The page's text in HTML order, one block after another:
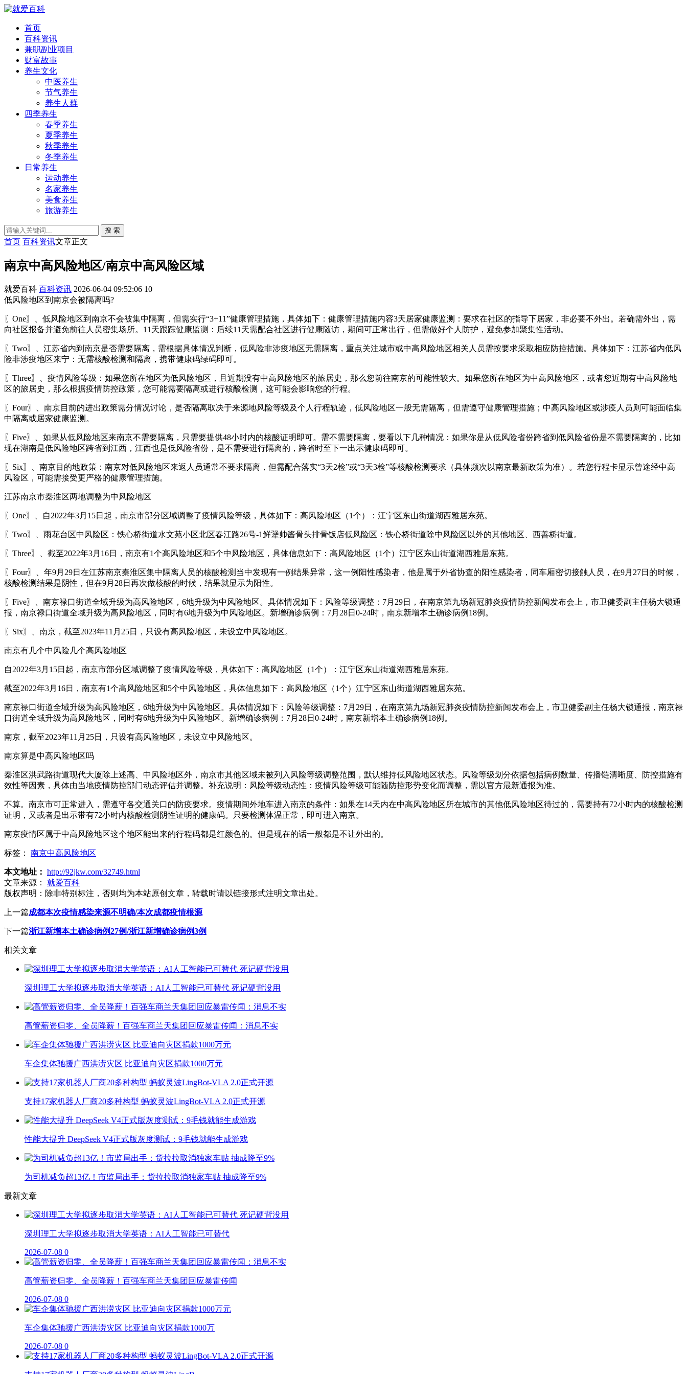
首页
百科资讯
兼职副业项目
财富故事
养生文化
中医养生
节气养生
养生人群
四季养生
春季养生
夏季养生
秋季养生
冬季养生
日常养生
运动养生
名家养生
美食养生
旅游养生
搜 索
首页 百科资讯文章正文
南京中高风险地区/南京中高风险区域
就爱百科 百科资讯 2026-06-04 09:52:06 10
低风险地区到南京会被隔离吗?
〖One〗、低风险地区到南京不会被集中隔离，但需实行“3+11”健康管理措施，具体如下：健康管理措施内容3天居家健康监测：要求在社区的指导下居家，非必要不外出。若确需外出，需
向社区报备并避免前往人员密集场所。11天跟踪健康监测：后续11天需配合社区进行健康随访，期间可正常出行，但需做好个人防护，避免参加聚集性活动。
〖Two〗、江苏省内到南京是否需要隔离，需根据具体情况判断，低风险非涉疫地区无需隔离，重点关注城市或中高风险地区相关人员需按要求采取相应防控措施。具体如下：江苏省内低风
险非涉疫地区来宁：无需核酸检测和隔离，携带健康码绿码即可。
〖Three〗、疫情风险等级：如果您所在地区为低风险地区，且近期没有中高风险地区的旅居史，那么您前往南京的可能性较大。如果您所在地区为中高风险地区，或者您近期有中高风险地
区的旅居史，那么根据疫情防控政策，您可能需要隔离或进行核酸检测，这可能会影响您的行程。
〖Four〗、南京目前的进出政策需分情况讨论，是否隔离取决于来源地风险等级及个人行程轨迹，低风险地区一般无需隔离，但需遵守健康管理措施；中高风险地区或涉疫人员则可能面临集
中隔离或居家健康监测。
〖Five〗、如果从低风险地区来南京不需要隔离，只需要提供48小时内的核酸证明即可。需不需要隔离，要看以下几种情况：如果你是从低风险省份跨省到低风险省份是不需要隔离的，比如
现在湖南是低风险地区跨省到江西，江西也是低风险省份，是不需要进行隔离的，跨省时至下一出示健康码即可。
〖Six〗、南京目的地政策：南京对低风险地区来返人员通常不要求隔离，但需配合落实“3天2检”或“3天3检”等核酸检测要求（具体频次以南京最新政策为准）。若您行程卡显示曾途经中高
风险区，可能需接受更严格的健康管理措施。
江苏南京市秦淮区两地调整为中风险地区
〖One〗、自2022年3月15日起，南京市部分区域调整了疫情风险等级，具体如下：高风险地区（1个）：江宁区东山街道湖西雅居东苑。
〖Two〗、雨花台区中风险区：铁心桥街道水文苑小区北区春江路26号-1鲜犟帅酱骨头排骨饭店低风险区：铁心桥街道除中风险区以外的其他地区、西善桥街道。
〖Three〗、截至2022年3月16日，南京有1个高风险地区和5个中风险地区，具体信息如下：高风险地区（1个）江宁区东山街道湖西雅居东苑。
〖Four〗、年9月29日在江苏南京秦淮区集中隔离人员的核酸检测当中发现有一例结果异常，这一例阳性感染者，他是属于外省协查的阳性感染者，同车厢密切接触人员，在9月27日的时候，
核酸检测结果是阴性，但在9月28日再次做核酸的时候，结果就显示为阳性。
〖Five〗、南京禄口街道全域升级为高风险地区，6地升级为中风险地区。具体情况如下：风险等级调整：7月29日，在南京第九场新冠肺炎疫情防控新闻发布会上，市卫健委副主任杨大锁通
报，南京禄口街道全域升级为高风险地区，同时有6地升级为中风险地区。新增确诊病例：7月28日0-24时，南京新增本土确诊病例18例。
〖Six〗、南京，截至2023年11月25日，只设有高风险地区，未设立中风险地区。
南京有几个中风险几个高风险地区
自2022年3月15日起，南京市部分区域调整了疫情风险等级，具体如下：高风险地区（1个）：江宁区东山街道湖西雅居东苑。
截至2022年3月16日，南京有1个高风险地区和5个中风险地区，具体信息如下：高风险地区（1个）江宁区东山街道湖西雅居东苑。
南京禄口街道全域升级为高风险地区，6地升级为中风险地区。具体情况如下：风险等级调整：7月29日，在南京第九场新冠肺炎疫情防控新闻发布会上，市卫健委副主任杨大锁通报，南京禄
口街道全域升级为高风险地区，同时有6地升级为中风险地区。新增确诊病例：7月28日0-24时，南京新增本土确诊病例18例。
南京，截至2023年11月25日，只设有高风险地区，未设立中风险地区。
南京算是中高风险地区吗
秦淮区洪武路街道现代大厦除上述高、中风险地区外，南京市其他区域未被列入风险等级调整范围，默认维持低风险地区状态。风险等级划分依据包括病例数量、传播链清晰度、防控措施有
效性等因素，具体由当地疫情防控部门动态评估并调整。补充说明：风险等级动态性：疫情风险等级可能随防控形势变化而调整，需以官方最新通报为准。
不算。南京市可正常进入，需遵守各交通关口的防疫要求。疫情期间外地车进入南京的条件：如果在14天内在中高风险地区所在城市的其他低风险地区待过的，需要持有72小时内的核酸检测
证明，又或者是出示带有72小时内核酸检测阴性证明的健康码。只要检测体温正常，即可进入南京。
南京疫情区属于中高风险地区这个地区能出来的行程码都是红颜色的。但是现在的话一般都是不让外出的。
标签： 南京中高风险地区
本文地址： http://92jkw.com/32749.html
文章来源：
就爱百科
版权声明： 除非特别标注，否则均为本站原创文章，转载时请以链接形式注明文章出处。
上一篇成都本次疫情感染来源不明确/本次成都疫情根源
下一篇浙江新增本土确诊病例27例/浙江新增确诊病例3例
相关文章
深圳理工大学拟逐步取消大学英语：AI人工智能已可替代 死记硬背没用
高管薪资归零、全员降薪！百强车商兰天集团回应暴雷传闻：消息不实
车企集体驰援广西洪涝灾区 比亚迪向灾区捐款1000万元
支持17家机器人厂商20多种构型 蚂蚁灵波LingBot-VLA 2.0正式开源
性能大提升 DeepSeek V4正式版灰度测试：9毛钱就能生成游戏
为司机减负超13亿！市监局出手：货拉拉取消独家车贴 抽成降至9%
最新文章
深圳理工大学拟逐步取消大学英语：AI人工智能已可替代
2026-07-08 0
高管薪资归零、全员降薪！百强车商兰天集团回应暴雷传闻
2026-07-08 0
车企集体驰援广西洪涝灾区 比亚迪向灾区捐款1000万
2026-07-08 0